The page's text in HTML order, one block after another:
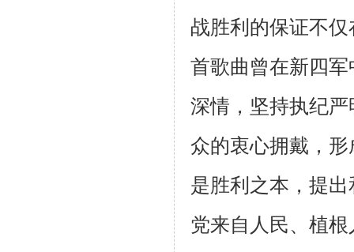
战胜利的保证不
首歌曲曾在新四
深情，坚持执纪
众的衷心拥戴，
是胜利之本，提
党来自人民、植